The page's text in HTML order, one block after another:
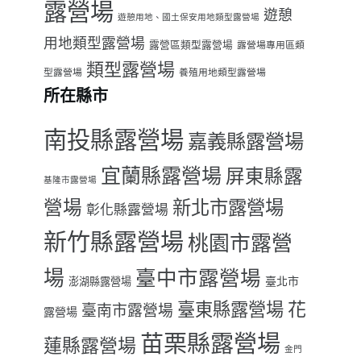
露營場 遊憩用地、國土保安用地類型露營場 遊憩
用地類型露營場 露營區類型露營場 露營場專用區類
型露營場 類型露營場 養殖用地類型露營場
所在縣市
南投縣露營場 嘉義縣露營場
基隆市露營場 宜蘭縣露營場 屏東縣露
營場 彰化縣露營場 新北市露營場
新竹縣露營場 桃園市露營
場 澎湖縣露營場 臺中市露營場 臺北市
露營場 臺南市露營場 臺東縣露營場 花
蓮縣露營場 苗栗縣露營場 金門